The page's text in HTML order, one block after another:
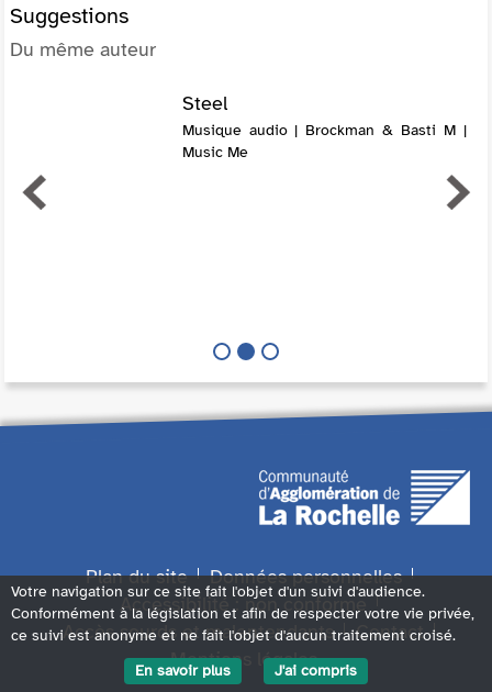
Suggestions
Du même auteur
Steel
Musique audio | Brockman & Basti M |
Music Me
Plan du site
Données personnelles
Accessibilité : non conforme
Accès sourds et malentendants
Contact
Mentions légales
Votre navigation sur ce site fait l'objet d'un suivi d'audience.
Conformément à la législation et afin de respecter votre vie privée,
ce suivi est anonyme et ne fait l'objet d'aucun traitement croisé.
En savoir plus
J'ai compris